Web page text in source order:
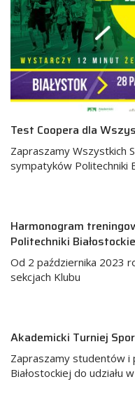
Test Coopera dla
Zapraszamy Wszystkich
sympatyków Politechniki
Harmonogram
Politechniki
Od 2 października 2023
sekcjach Klubu
Akademicki Turniej
Zapraszamy studentów i
Białostockiej do udziału